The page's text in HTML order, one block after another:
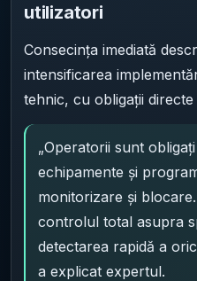
utilizatori
Consecința imediată
intensificarea
tehnic, cu obligații
„Operatorii sunt
echipamente și
monitorizare și
controlul total asupra
detectarea rapidă a
a explicat expertul.